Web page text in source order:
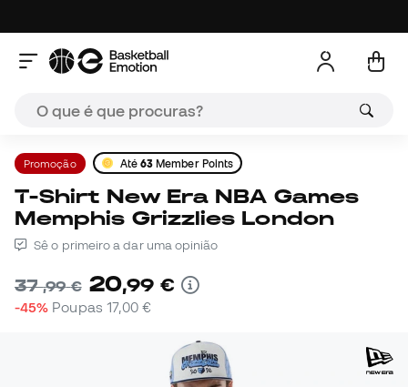
Promoção Até 63 Member Points
T-Shirt New Era NBA Games
Memphis Grizzlies London
Sê o primeiro a dar uma opinião
37,99 € 20,99 €
-45% Poupas 17,00 €